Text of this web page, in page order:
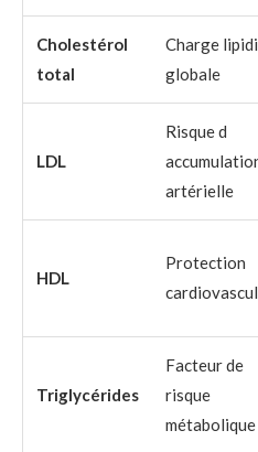
Cholestérol
total
Charge
globale
LDL
Risque d
artérielle
HDL
Protection
Triglycérides
Facteur de
risque
métabolique